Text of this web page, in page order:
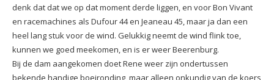
denk dat dat we op dat moment derde liggen, en voor Bon Vivant
en racemachines als Dufour 44 en Jeaneau 45, maar ja dan een
heel lang stuk voor de wind. Gelukkig neemt de wind flink toe,
kunnen we goed meekomen, en is er weer Beerenburg.
Bij de dam aangekomen doet Rene weer zijn ondertussen
bekende handige boeironding, maar alleen onkundig van de koers